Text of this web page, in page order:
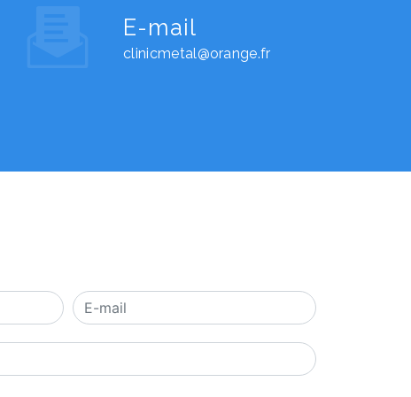
E-mail
clinicmetal@orange.fr